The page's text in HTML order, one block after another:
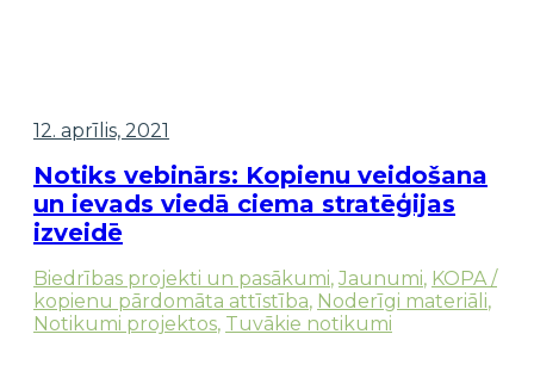
12. aprīlis, 2021
Notiks vebinārs: Kopienu veidošana
un ievads viedā ciema stratēģijas
izveidē
Biedrības projekti un pasākumi, Jaunumi, KOPA /
kopienu pārdomāta attīstība, Noderīgi materiāli,
Notikumi projektos, Tuvākie notikumi